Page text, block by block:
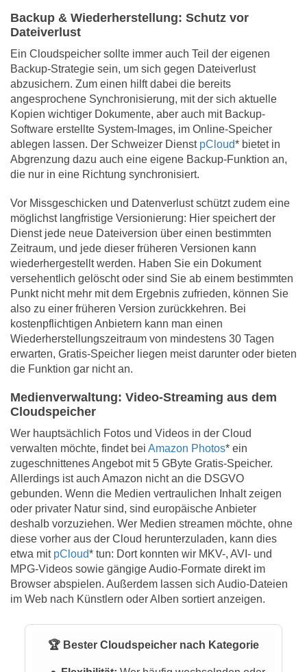
Backup & Wiederherstellung: Schutz vor
Dateiverlust
Ein Cloudspeicher sollte immer auch Teil der eigenen
Backup-Strategie sein, um sich gegen Dateiverlust
abzusichern. Zum einen hilft dabei die bereits
angesprochene Synchronisierung, mit der sich aktuelle
Kopien wichtiger Dokumente, aber auch mit Backup-
Software erstellte System-Images, im Online-Speicher
ablegen lassen. Der Schweizer Dienst pCloud* bietet in
Abgrenzung dazu auch eine eigene Backup-Funktion an,
die nur in eine Richtung synchronisiert.
Vor Missgeschicken und Datenverlust schützt zudem eine
möglichst langfristige Versionierung: Hier speichert der
Dienst jede neue Dateiversion über einen bestimmten
Zeitraum, und jede dieser früheren Versionen kann
wiederhergestellt werden. Haben Sie ein Dokument
versehentlich gelöscht oder sind Sie ab einem bestimmten
Punkt nicht mehr mit dem Ergebnis zufrieden, können Sie
also zu einer früheren Version zurückkehren. Bei
kostenpflichtigen Anbietern kann man einen
Wiederherstellungszeitraum von mindestens 30 Tagen
erwarten, Gratis-Speicher liegen meist darunter oder bieten
die Funktion gar nicht an.
Medienverwaltung: Video-Streaming aus dem
Cloudspeicher
Wer hauptsächlich Fotos und Videos in der Cloud
verwalten möchte, findet bei Amazon Photos* ein
zugeschnittenes Angebot mit 5 GByte Gratis-Speicher.
Allerdings ist auch Amazon nicht an die DSGVO
gebunden. Wenn die Medien vertraulichen Inhalt zeigen
oder privater Natur sind, sind europäische Anbieter
deshalb vorzuziehen. Wer Medien streamen möchte, ohne
diese vorher aus der Cloud herunterzuladen, kann dies
etwa mit pCloud* tun: Dort konnten wir MKV-, AVI- und
MPG-Videos sowie gängige Audio-Formate direkt im
Browser abspielen. Außerdem lassen sich Audio-Dateien
im Web nach Künstlern oder Alben sortiert anzeigen.
🏆 Bester Cloudspeicher nach Kategorie